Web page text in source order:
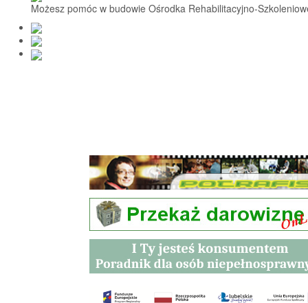
Nasi Beneficjenci
Ośrodek Reh-Szkol
Sprawozdania
Możesz pomóc w budowie Ośrodka Rehabilitacyjno-